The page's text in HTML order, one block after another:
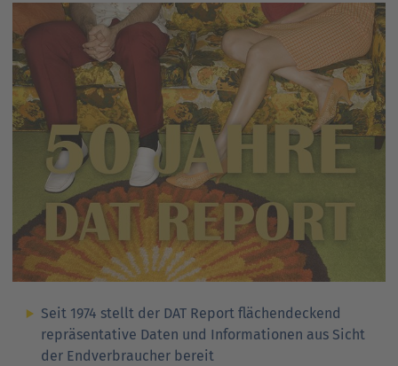
Ansprechpartner
parent
navigation
Go
parent
navigation
Nachrichten
Pressekontakt
Go
to
parent
navigation
Seit 1974 stellt der DAT Report flächendeckend
repräsentative Daten und Informationen aus Sicht
der Endverbraucher bereit